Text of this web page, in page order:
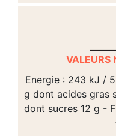
VALEURS
Energie : 243 kJ /
g dont acides gras
dont sucres 12 g -